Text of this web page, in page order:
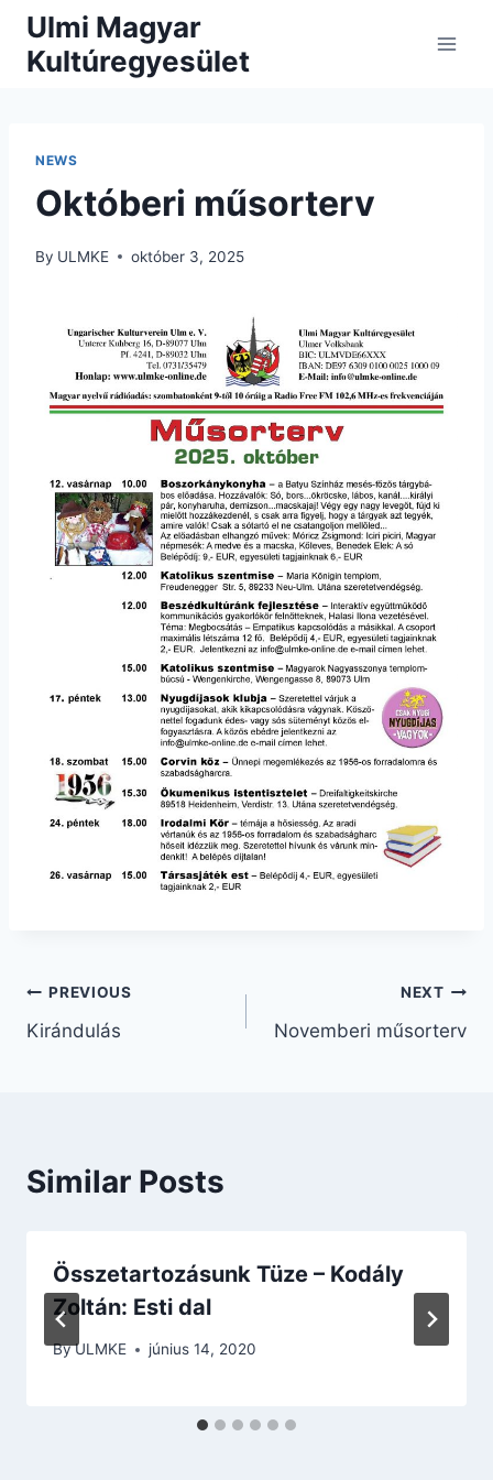
Skip
content
Ulmi Magyar
Kultúregyesület
NEWS
Októberi műsorterv
By ULMKE október 3, 2025
Bejegyzés
navigáció
PREVIOUS
Kirándulás
NEXT
Novemberi műsorterv
Similar Posts
Összetartozásunk Tüze – Kodály
Zoltán: Esti dal
ByULMKE június 14, 2020